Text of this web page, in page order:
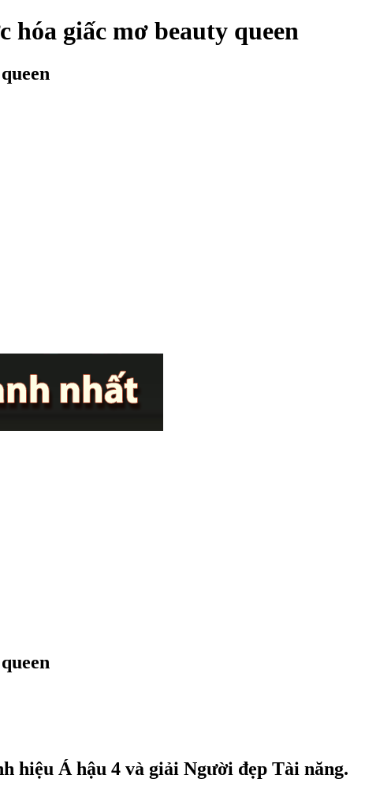
hóa giấc mơ beauty queen
hiệu Á hậu 4 và giải Người đẹp Tài năng.